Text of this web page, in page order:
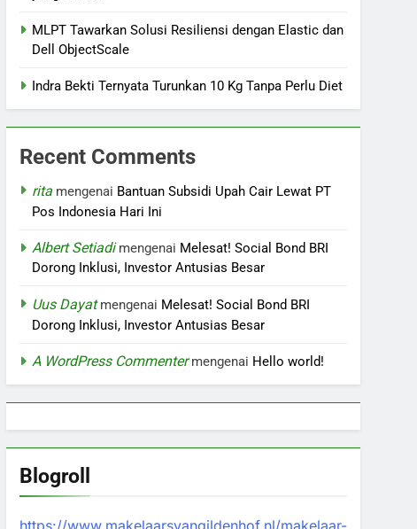
MLPT Tawarkan Solusi Resiliensi dengan Elastic dan
Dell ObjectScale
Indra Bekti Ternyata Turunkan 10 Kg Tanpa Perlu Diet
Recent Comments
rita mengenai Bantuan Subsidi Upah Cair Lewat PT
Pos Indonesia Hari Ini
Albert Setiadimengenai Melesat! Social Bond BRI
Dorong Inklusi, Investor Antusias Besar
Uus Dayatmengenai Melesat! Social Bond BRI
Dorong Inklusi, Investor Antusias Besar
A WordPress Commentermengenai Hello world!
Blogroll
https://www.makelaarsvangildenhof.nl/makelaar-